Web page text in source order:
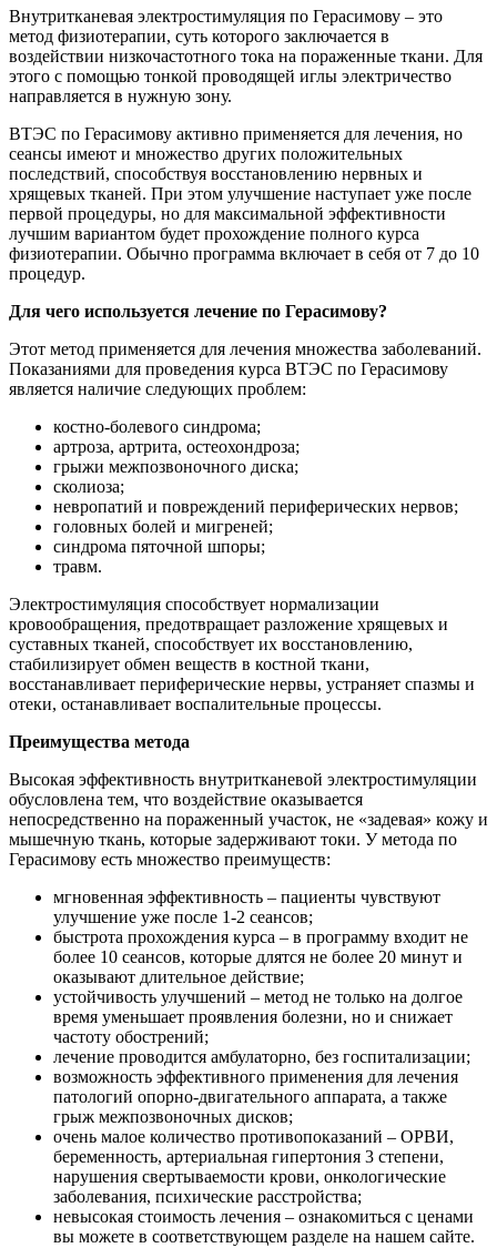
Внутритканевая электростимуляция по Герасимову – это
метод физиотерапии, суть которого заключается в
воздействии низкочастотного тока на пораженные ткани. Для
этого с помощью тонкой проводящей иглы электричество
направляется в нужную зону.
ВТЭС по Герасимову активно применяется для лечения, но
сеансы имеют и множество других положительных
последствий, способствуя восстановлению нервных и
хрящевых тканей. При этом улучшение наступает уже после
первой процедуры, но для максимальной эффективности
лучшим вариантом будет прохождение полного курса
физиотерапии. Обычно программа включает в себя от 7 до 10
процедур.
Для чего используется лечение по Герасимову?
Этот метод применяется для лечения множества заболеваний.
Показаниями для проведения курса ВТЭС по Герасимову
является наличие следующих проблем:
костно-болевого синдрома;
артроза, артрита, остеохондроза;
грыжи межпозвоночного диска;
сколиоза;
невропатий и повреждений периферических нервов;
головных болей и мигреней;
синдрома пяточной шпоры;
травм.
Электростимуляция способствует нормализации
кровообращения, предотвращает разложение хрящевых и
суставных тканей, способствует их восстановлению,
стабилизирует обмен веществ в костной ткани,
восстанавливает периферические нервы, устраняет спазмы и
отеки, останавливает воспалительные процессы.
Преимущества метода
Высокая эффективность внутритканевой электростимуляции
обусловлена тем, что воздействие оказывается
непосредственно на пораженный участок, не «задевая» кожу и
мышечную ткань, которые задерживают токи. У метода по
Герасимову есть множество преимуществ:
мгновенная эффективность – пациенты чувствуют
улучшение уже после 1-2 сеансов;
быстрота прохождения курса – в программу входит не
более 10 сеансов, которые длятся не более 20 минут и
оказывают длительное действие;
устойчивость улучшений – метод не только на долгое
время уменьшает проявления болезни, но и снижает
частоту обострений;
лечение проводится амбулаторно, без госпитализации;
возможность эффективного применения для лечения
патологий опорно-двигательного аппарата, а также
грыж межпозвоночных дисков;
очень малое количество противопоказаний – ОРВИ,
беременность, артериальная гипертония 3 степени,
нарушения свертываемости крови, онкологические
заболевания, психические расстройства;
невысокая стоимость лечения – ознакомиться с ценами
вы можете в соответствующем разделе на нашем сайте.